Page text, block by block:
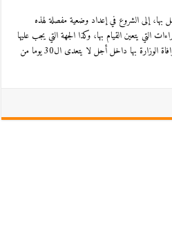
بها، إلى الشروع في إعداد وضعية مفصلة لهذه
التي يتعين القيام بها، وكذا الجهة التي يجب عليها
التدخل قصد استكمال مسطرة التحفيظ وموافاة الوزارة بها داخل أجل لا يتعدى ال30 يوما من